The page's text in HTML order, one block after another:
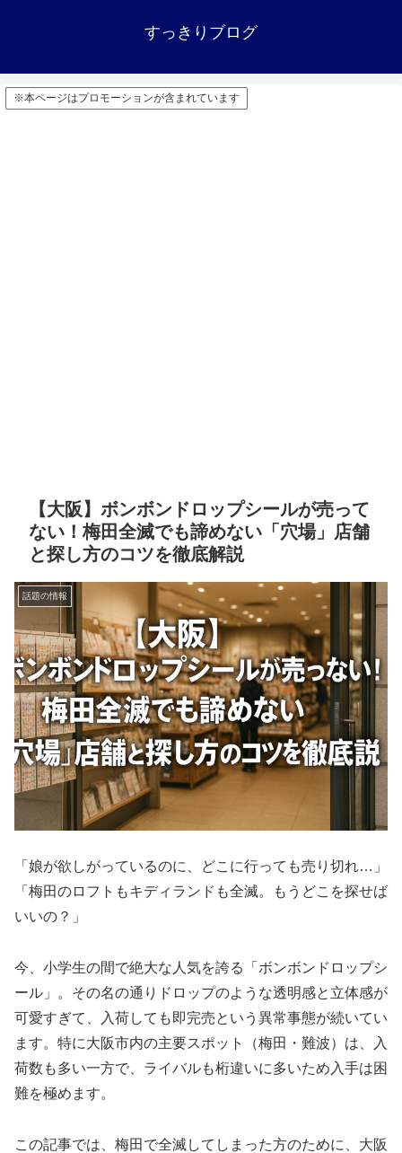
すっきりブログ
※本ページはプロモーションが含まれています
【大阪】ボンボンドロップシールが売って
ない！梅田全滅でも諦めない「穴場」店舗
と探し方のコツを徹底解説
話題の情報
「娘が欲しがっているのに、どこに行っても売り切れ…」
「梅田のロフトもキディランドも全滅。もうどこを探せば
いいの？」
今、小学生の間で絶大な人気を誇る「ボンボンドロップシ
ール」。その名の通りドロップのような透明感と立体感が
可愛すぎて、入荷しても即完売という異常事態が続いてい
ます。特に大阪市内の主要スポット（梅田・難波）は、入
荷数も多い一方で、ライバルも桁違いに多いため入手は困
難を極めます。
この記事では、梅田で全滅してしまった方のために、大阪